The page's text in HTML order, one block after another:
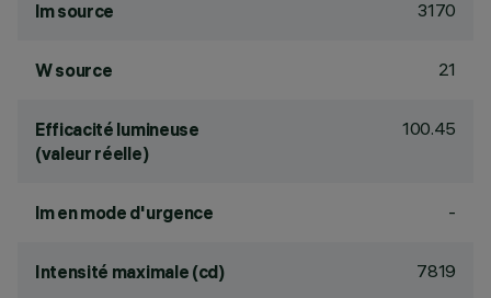
lm source 3170
W source 21
Efficacité lumineuse
(valeur réelle)
100.45
lm en mode d'urgence -
Intensité maximale (cd) 7819